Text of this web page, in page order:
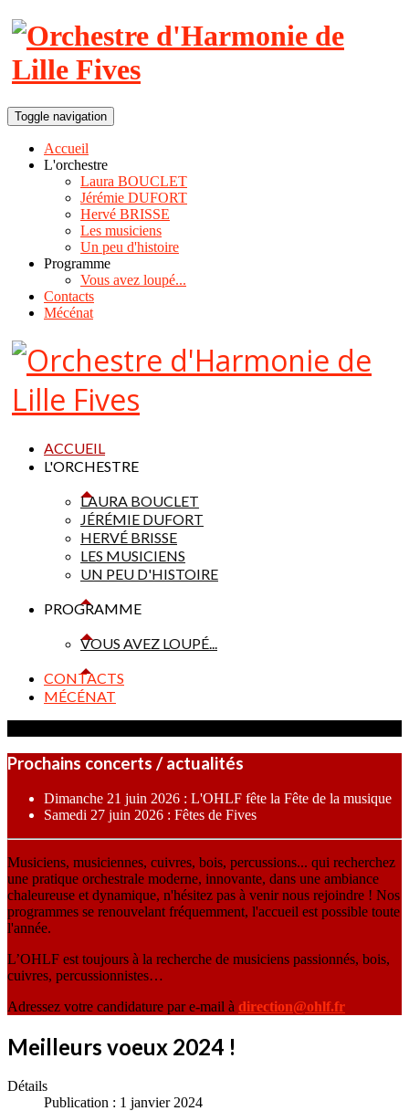
Toggle navigation
Accueil
L'orchestre
Laura BOUCLET
Jérémie DUFORT
Hervé BRISSE
Les musiciens
Un peu d'histoire
Programme
Vous avez loupé...
Contacts
Mécénat
ACCUEIL
L'ORCHESTRE
LAURA BOUCLET
JÉRÉMIE DUFORT
HERVÉ BRISSE
LES MUSICIENS
UN PEU D'HISTOIRE
PROGRAMME
VOUS AVEZ LOUPÉ...
CONTACTS
MÉCÉNAT
Prochains concerts / actualités
Dimanche 21 juin 2026 : L'OHLF fête la Fête de la musique
Samedi 27 juin 2026 : Fêtes de Fives
Musiciens, musiciennes, cuivres, bois, percussions... qui recherchez
une pratique orchestrale moderne, innovante, dans une ambiance
chaleureuse et dynamique, n'hésitez pas à venir nous rejoindre ! Nos
programmes se renouvelant fréquemment, l'accueil est possible toute
l'année.
L’OHLF est toujours à la recherche de musiciens passionnés, bois,
cuivres, percussionnistes…
Adressez votre candidature par e-mail à direction@ohlf.fr
Meilleurs voeux 2024 !
Détails
Publication : 1 janvier 2024